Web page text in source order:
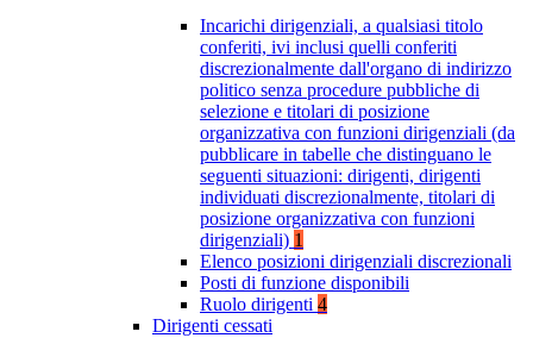
Incarichi dirigenziali, a qualsiasi titolo
conferiti, ivi inclusi quelli conferiti
discrezionalmente dall'organo di indirizzo
politico senza procedure pubbliche di
selezione e titolari di posizione
organizzativa con funzioni dirigenziali (da
pubblicare in tabelle che distinguano le
seguenti situazioni: dirigenti, dirigenti
individuati discrezionalmente, titolari di
posizione organizzativa con funzioni
dirigenziali) 1
Elenco posizioni dirigenziali discrezionali
Posti di funzione disponibili
Ruolo dirigenti 4
Dirigenti cessati